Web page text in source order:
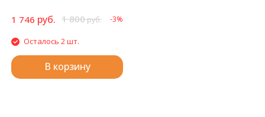
1 746 руб. 1 800руб. -3%
Осталось 2 шт.
В корзину